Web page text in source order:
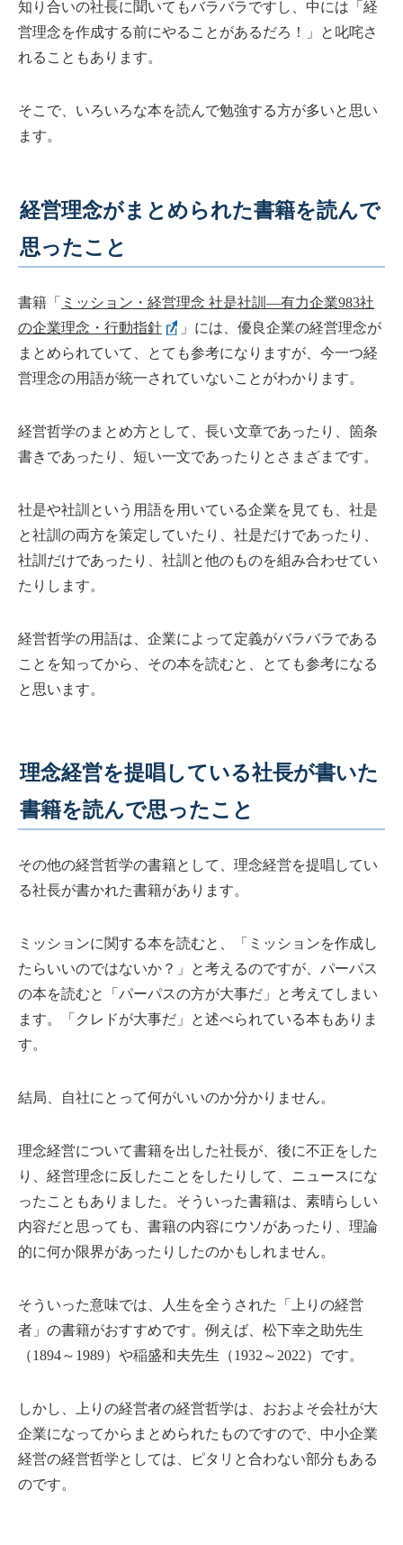
知り合いの社長に聞いてもバラバラですし、中には「経
営理念を作成する前にやることがあるだろ！」と叱咤さ
れることもあります。
そこで、いろいろな本を読んで勉強する方が多いと思い
ます。
経営理念がまとめられた書籍を読んで
思ったこと
書籍「 ミッション・経営理念 社是社訓―有力企業983社
の企業理念・行動指針
」には、優良企業の経営理念が
まとめられていて、とても参考になりますが、今一つ経
営理念の用語が統一されていないことがわかります。
経営哲学のまとめ方として、長い文章であったり、箇条
書きであったり、短い一文であったりとさまざまです。
社是や社訓という用語を用いている企業を見ても、社是
と社訓の両方を策定していたり、社是だけであったり、
社訓だけであったり、社訓と他のものを組み合わせてい
たりします。
経営哲学の用語は、企業によって定義がバラバラである
ことを知ってから、その本を読むと、とても参考になる
と思います。
理念経営を提唱している社長が書いた
書籍を読んで思ったこと
その他の経営哲学の書籍として、理念経営を提唱してい
る社長が書かれた書籍があります。
ミッションに関する本を読むと、「ミッションを作成し
たらいいのではないか？」と考えるのですが、パーパス
の本を読むと「パーパスの方が大事だ」と考えてしまい
ます。「クレドが大事だ」と述べられている本もありま
す。
結局、自社にとって何がいいのか分かりません。
理念経営について書籍を出した社長が、後に不正をした
り、経営理念に反したことをしたりして、ニュースにな
ったこともありました。そういった書籍は、素晴らしい
内容だと思っても、書籍の内容にウソがあったり、理論
的に何か限界があったりしたのかもしれません。
そういった意味では、人生を全うされた「上りの経営
者」の書籍がおすすめです。例えば、松下幸之助先生
（1894～1989）や稲盛和夫先生（1932～2022）です。
しかし、上りの経営者の経営哲学は、おおよそ会社が大
企業になってからまとめられたものですので、中小企業
経営の経営哲学としては、ピタリと合わない部分もある
のです。